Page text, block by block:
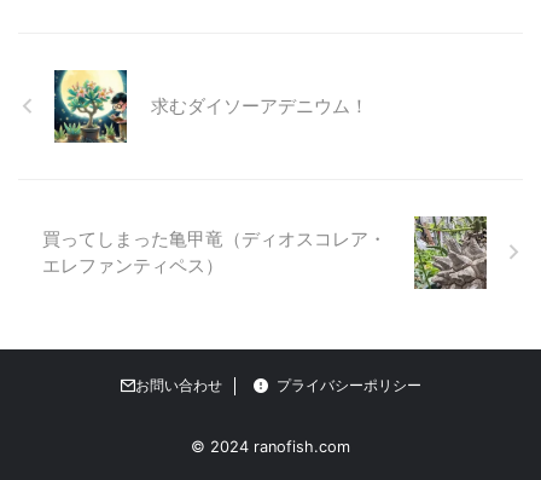
求むダイソーアデニウム！
買ってしまった亀甲竜（ディオスコレア・
エレファンティペス）
お問い合わせ プライバシーポリシー
© 2024 ranofish.com